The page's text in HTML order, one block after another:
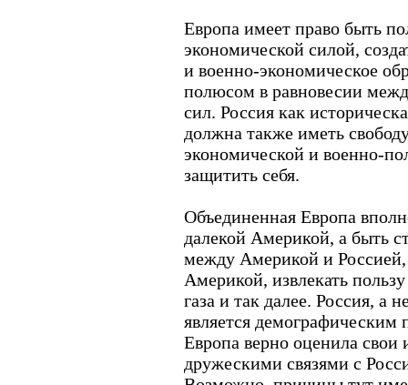
Европа имеет право быть
экономической силой,
и военно-экономическое
полюсом в равновесии
сил. Россия как
должна также иметь
экономической и военно-
защитить себя.
Объединенная Европа
далекой Америкой, а быть
между Америкой и
Америкой, извлекать
газа и так далее. Россия, а
является
Европа верно оценила свои
дружескими связями с